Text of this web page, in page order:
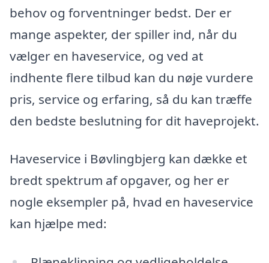
behov og forventninger bedst. Der er
mange aspekter, der spiller ind, når du
vælger en haveservice, og ved at
indhente flere tilbud kan du nøje vurdere
pris, service og erfaring, så du kan træffe
den bedste beslutning for dit haveprojekt.
Haveservice i Bøvlingbjerg kan dække et
bredt spektrum af opgaver, og her er
nogle eksempler på, hvad en haveservice
kan hjælpe med: